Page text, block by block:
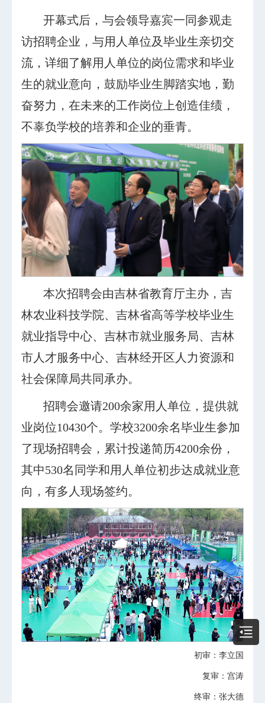
开幕式后，与会领导嘉宾一同参观走
访招聘企业，与用人单位及毕业生亲切交
流，详细了解用人单位的岗位需求和毕业
生的就业意向，鼓励毕业生脚踏实地，勤
奋努力，在未来的工作岗位上创造佳绩，
不辜负学校的培养和企业的垂青。
本次招聘会由吉林省教育厅主办，吉
林农业科技学院、吉林省高等学校毕业生
就业指导中心、吉林市就业服务局、吉林
市人才服务中心、吉林经开区人力资源和
社会保障局共同承办。
招聘会邀请200余家用人单位，提供就
业岗位10430个。学校3200余名毕业生参加
了现场招聘会，累计投递简历4200余份，
其中530名同学和用人单位初步达成就业意
向，有多人现场签约。
初审：李立国
复审：宫涛
终审：张大德